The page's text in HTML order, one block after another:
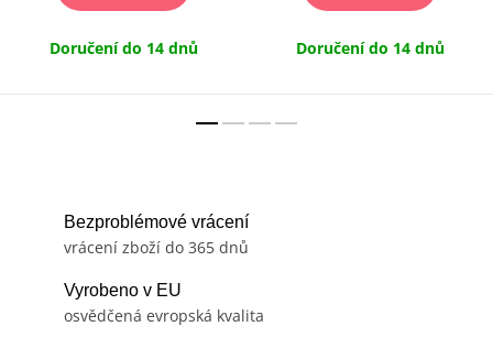
Doručení do 14 dnů Doručení do 14 dnů
Bezproblémové vrácení
vrácení zboží do 365 dnů
Vyrobeno v EU
osvědčená evropská kvalita